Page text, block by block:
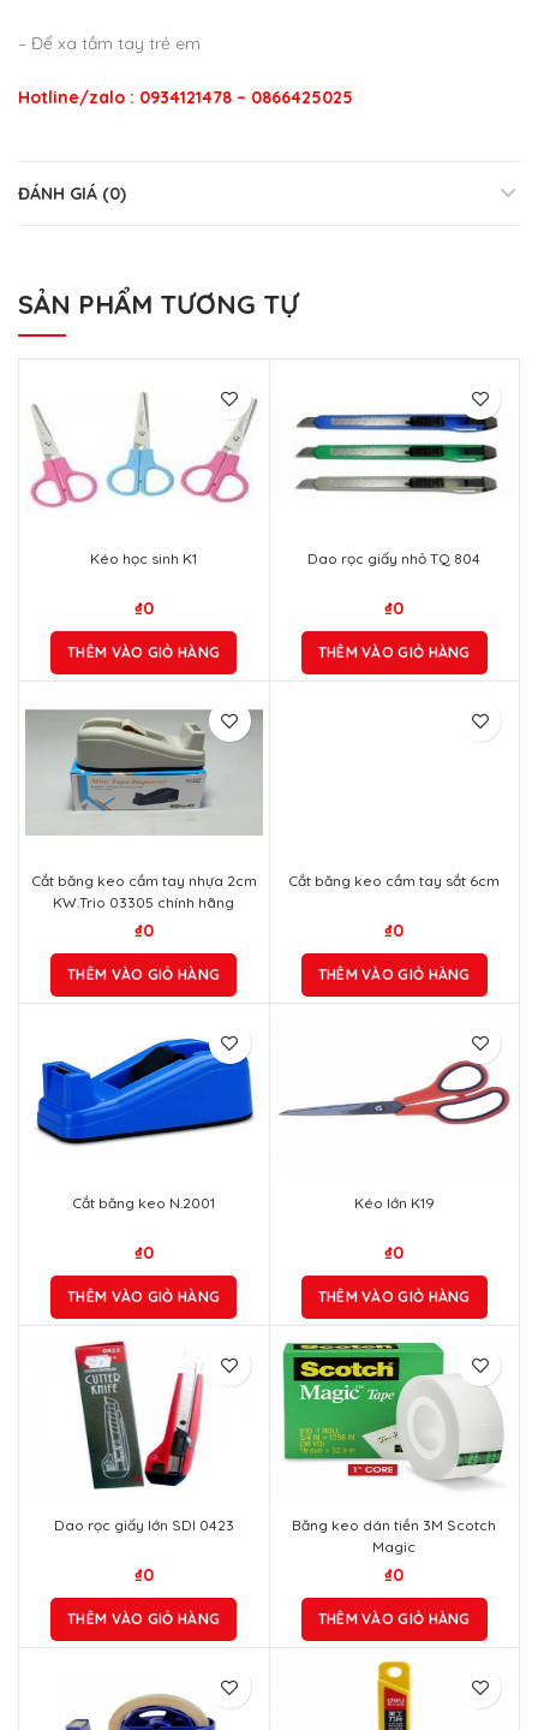
– Để xa tầm tay trẻ em
Hotline/zalo : 0934121478 – 0866425025
ĐÁNH GIÁ (0)
SẢN PHẨM TƯƠNG TỰ
Kéo học sinh K1
₫0
THÊM VÀO GIỎ HÀNG
Dao rọc giấy nhỏ TQ 804
₫0
THÊM VÀO GIỎ HÀNG
Cắt băng keo cầm tay nhựa 2cm
KW.Trio 03305 chính hãng
₫0
THÊM VÀO GIỎ HÀNG
Cắt băng keo cầm tay sắt 6cm
₫0
THÊM VÀO GIỎ HÀNG
Cắt băng keo N.2001
₫0
THÊM VÀO GIỎ HÀNG
Kéo lớn K19
₫0
THÊM VÀO GIỎ HÀNG
Dao rọc giấy lớn SDI 0423
₫0
THÊM VÀO GIỎ HÀNG
Băng keo dán tiền 3M Scotch
Magic
₫0
THÊM VÀO GIỎ HÀNG